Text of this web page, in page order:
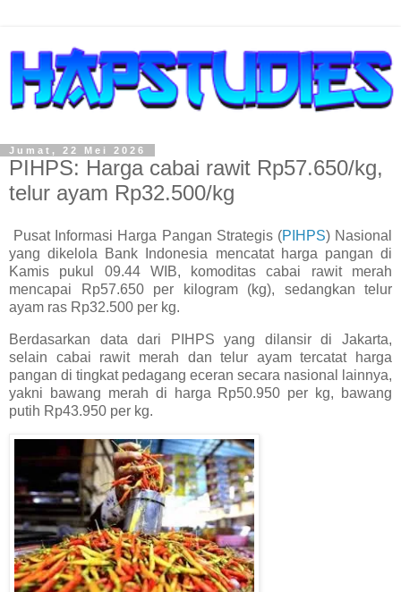
Jumat, 22 Mei 2026
PIHPS: Harga cabai rawit Rp57.650/kg,
telur ayam Rp32.500/kg
Pusat Informasi Harga Pangan Strategis (PIHPS) Nasional
yang dikelola Bank Indonesia mencatat harga pangan di
Kamis pukul 09.44 WIB, komoditas cabai rawit merah
mencapai Rp57.650 per kilogram (kg), sedangkan telur
ayam ras Rp32.500 per kg.
Berdasarkan data dari PIHPS yang dilansir di Jakarta,
selain cabai rawit merah dan telur ayam tercatat harga
pangan di tingkat pedagang eceran secara nasional lainnya,
yakni bawang merah di harga Rp50.950 per kg, bawang
putih Rp43.950 per kg.